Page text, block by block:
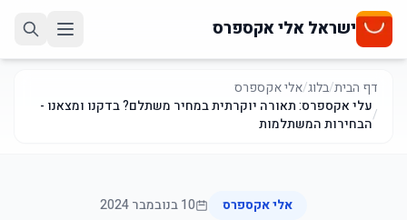
ישראל אלי אקספרס
דף הבית/בלוג/אלי אקספרס
/עלי אקספרס: תאורה יוקרתית במחיר משתלם? בדקנו ומצאנו -
הבחירות המשתלמות
אלי אקספרס 10 בנובמבר 2024